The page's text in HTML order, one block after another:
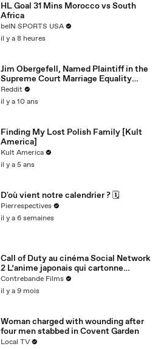
HL Goal 31 Mins Morocco vs South
Africa
beIN SPORTS USA
il y a 8 heures
Jim Obergefell, Named Plaintiff in the
Supreme Court Marriage Equality
Case, Ask Me Anything!
Reddit
il y a 10 ans
Finding My Lost Polish Family [Kult
America]
Kult America
il y a 5 ans
D'où vient notre calendrier ? 🗓️
Pierrespectives
il y a 6 semaines
Call of Duty au cinéma Social Network
2 L’anime japonais qui cartonne
comme jamaisC’est les 3 actus ciné de
cette semaine
Contrebande Films
il y a 9 mois
Woman charged with wounding after
four men stabbed in Covent Garden
Local TV